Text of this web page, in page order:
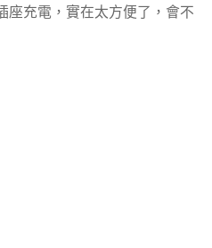
充電，實在太方便了，會不